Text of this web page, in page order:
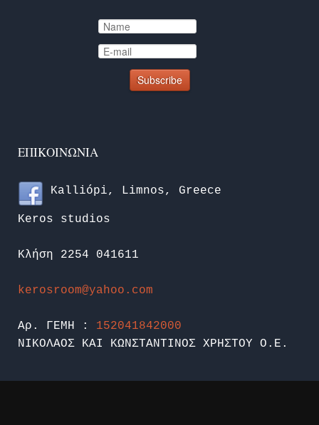
ΕΠΙΚΟΙΝΩΝΊΑ
Kalliópi, Limnos, Greece
Keros studios
Κλήση 2254 041611
kerosroom@yahoo.com
Αρ. ΓΕΜΗ : 152041842000
ΝΙΚΟΛΑΟΣ ΚΑΙ ΚΩΝΣΤΑΝΤΙΝΟΣ ΧΡΗΣΤΟΥ Ο.Ε.